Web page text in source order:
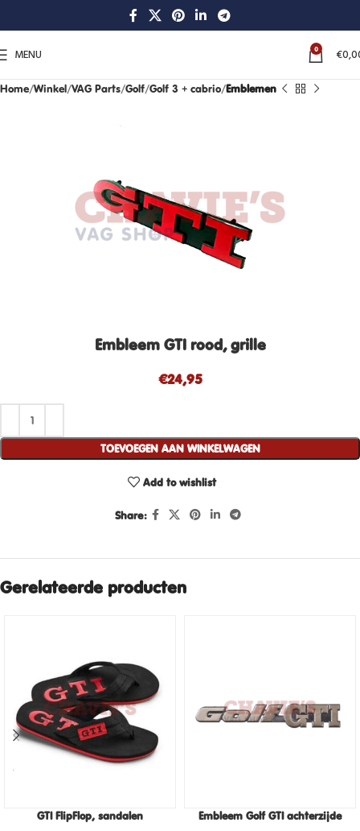
MENU 0 €
Home Winkel VAG Parts Golf Golf 3 + cabrio Emblemen
Embleem GTI rood, grille
€24,95
TOEVOEGEN AAN WINKELWAGEN
Add to wishlist
Share:
Gerelateerde producten
GTI FlipFlop, sandalen Embleem Golf GTI achterzijde